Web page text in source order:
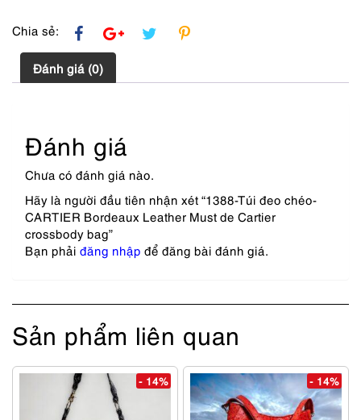
Chia sẻ:
Đánh giá (0)
Đánh giá
Chưa có đánh giá nào.
Hãy là người đầu tiên nhận xét “1388-Túi đeo chéo-
CARTIER Bordeaux Leather Must de Cartier
crossbody bag”
Bạn phải đăng nhập để đăng bài đánh giá.
Sản phẩm liên quan
- 14% - 14%